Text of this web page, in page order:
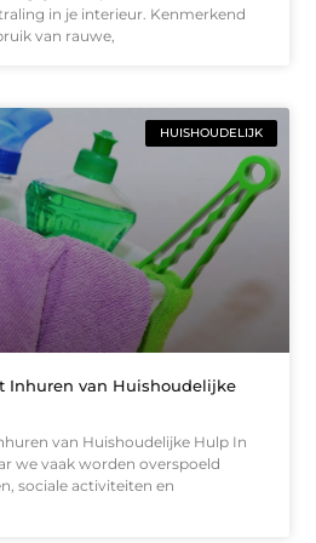
in je interieur. Kenmerkend
van rauwe,
HUISHOUDELIJK
Inhuren van Huishoudelijke
van Huishoudelijke Hulp In
we vaak worden overspoeld
sociale activiteiten en